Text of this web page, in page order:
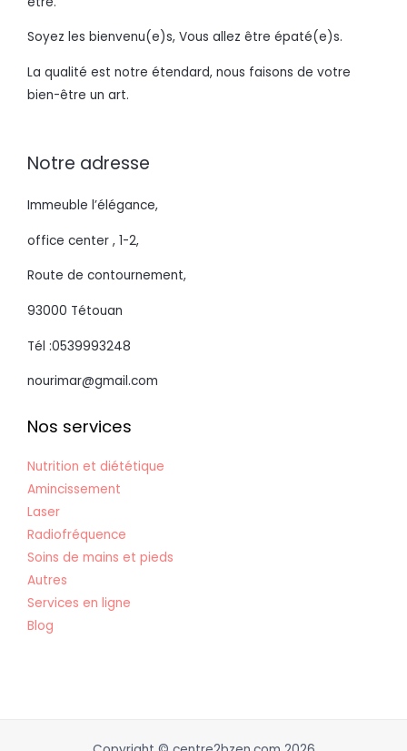
Soyez les bienvenu(e)s, Vous allez être épaté(e)s.
La qualité est notre étendard, nous faisons de votre
bien-être un art.
Notre adresse
Immeuble l’élégance,
office center , 1-2,
Route de contournement,
93000 Tétouan
Tél :0539993248
nourimar@gmail.com
Nos services
Nutrition et diététique
Amincissement
Laser
Radiofréquence
Soins de mains et pieds
Autres
Services en ligne
Blog